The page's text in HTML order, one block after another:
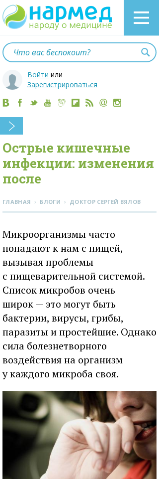
Войти или
Зарегистрироваться
Острые кишечные
инфекции: изменения
после
ГЛАВНАЯ › БЛОГИ › ДОКТОР СЕРГЕЙ ВЯЛОВ
Микроорганизмы часто
попадают к нам с пищей,
вызывая проблемы
с пищеварительной системой.
Список микробов очень
широк — это могут быть
бактерии, вирусы, грибы,
паразиты и простейшие. Однако
сила болезнетворного
воздействия на организм
у каждого микроба своя.